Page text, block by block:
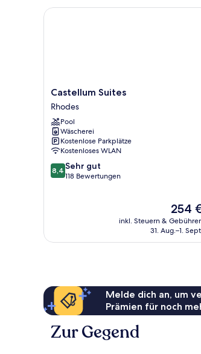
Castellum
Suites
Rhodes
Castellum Suites
Rhodes
Pool
Wäscherei
Kostenlose Parkplätze
Kostenloses WLAN
8.4
von
8,4 Sehr gut
118 Bewertungen
Der
Preis
beträgt
254
inkl. Steuern &
31. Aug.–1.
Castellum Suites
Melde dich an, um
Prämien für noch
Zur Gegend